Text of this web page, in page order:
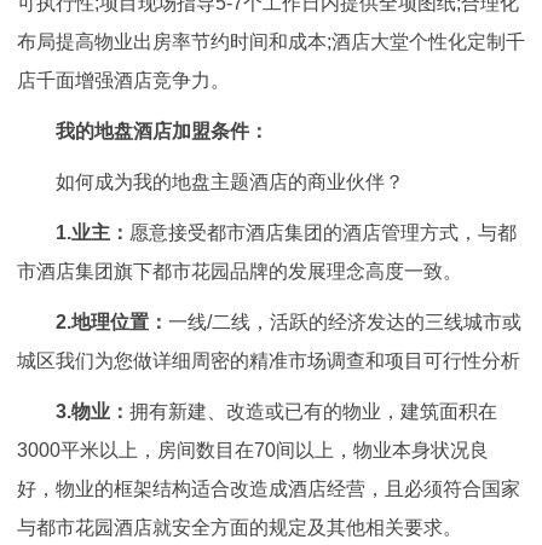
布局提高物业出房率节约时间和成本;酒店大堂个性化定制千
店千面增强酒店竞争力。
我的地盘酒店加盟条件：
如何成为我的地盘主题酒店的商业伙伴？
1.业主： 愿意接受都市酒店集团的酒店管理方式，与都
市酒店集团旗下都市花园品牌的发展理念高度一致。
2.地理位置： 一线/二线，活跃的经济发达的三线城市或
城区我们为您做详细周密的精准市场调查和项目可行性分析
3.物业： 拥有新建、改造或已有的物业，建筑面积在
3000平米以上，房间数目在70间以上，物业本身状况良
好，物业的框架结构适合改造成酒店经营，且必须符合国家
与都市花园酒店就安全方面的规定及其他相关要求。